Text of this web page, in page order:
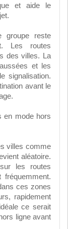
et aide le
groupe reste
Les routes
des villes. La
et les
signalisation.
avant le
en mode hors
villes comme
aléatoire.
les routes
ces zones
rapidement
ce serait
ligne avant